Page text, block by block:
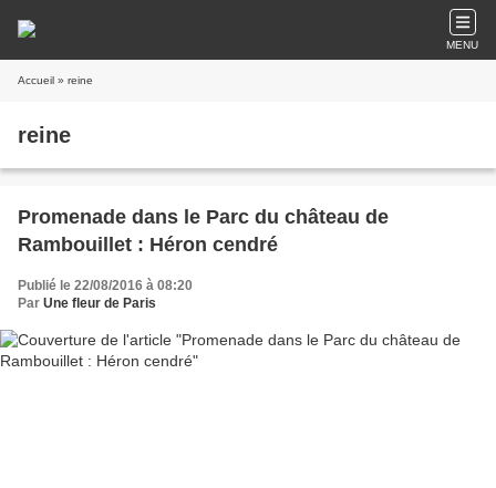
MENU
Accueil » reine
reine
Promenade dans le Parc du château de
Rambouillet : Héron cendré
Publié le 22/08/2016 à 08:20
Par Une fleur de Paris